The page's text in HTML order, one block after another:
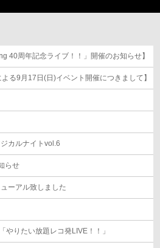
40周年記念ライブ！！」開催のお知らせ】
る9月17日(日)イベント開催につきまして】
カルナイトvol.6
らせ
ーアル致しました
りたい放題レコ発LIVE！！」